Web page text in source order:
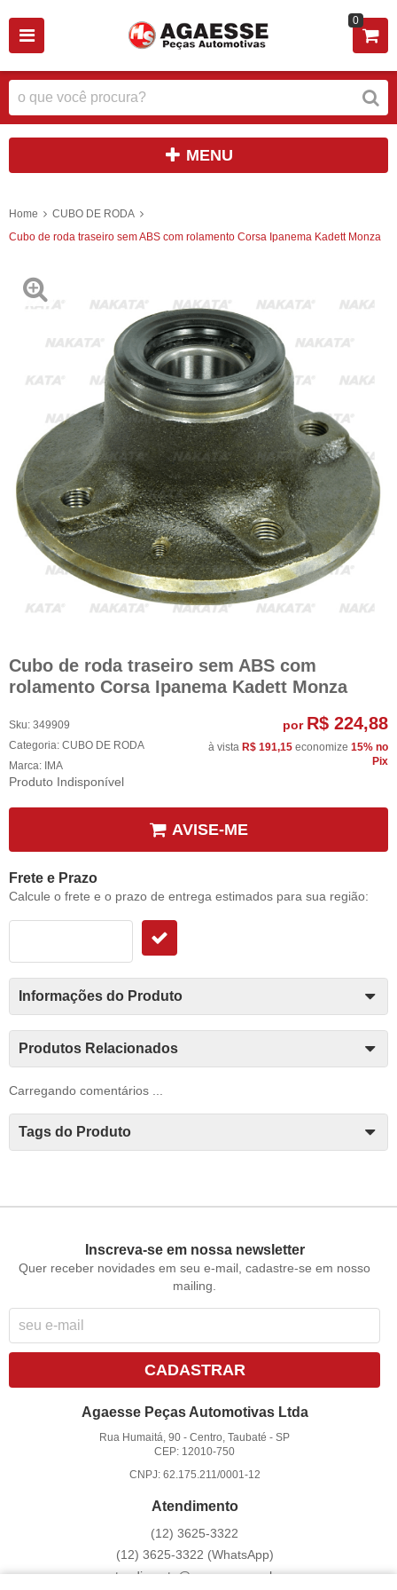
0
MENU
Home
CUBO DE RODA
Cubo de roda traseiro sem ABS com rolamento Corsa Ipanema Kadett Monza
Cubo de roda traseiro sem ABS com
rolamento Corsa Ipanema Kadett Monza
Sku: 349909
Categoria: CUBO DE RODA
Marca: IMA
Produto Indisponível
por R$ 224,88
à vista R$ 191,15 economize 15% no
Pix
AVISE-ME
Frete e Prazo
Calcule o frete e o prazo de entrega estimados para sua região:
Informações do Produto
Produtos Relacionados
Carregando comentários ...
Tags do Produto
Inscreva-se em nossa newsletter
Quer receber novidades em seu e-mail, cadastre-se em nosso
mailing.
CADASTRAR
Agaesse Peças Automotivas Ltda
Rua Humaitá, 90 -Centro, Taubaté -SP
CEP: 12010-750
CNPJ: 62.175.211/0001-12
Atendimento
(12) 3625-3322
(12) 3625-3322 (WhatsApp)
atendimento@agaesse.com.br